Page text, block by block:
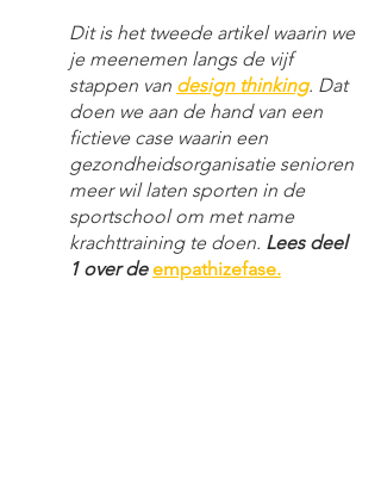
Dit is het tweede artikel waarin we
je meenemen langs de vijf
stappen van design thinking. Dat
doen we aan de hand van een
fictieve case waarin een
gezondheidsorganisatie senioren
meer wil laten sporten in de
sportschool om met name
krachttraining te doen. Lees deel
1 over de empathizefase.